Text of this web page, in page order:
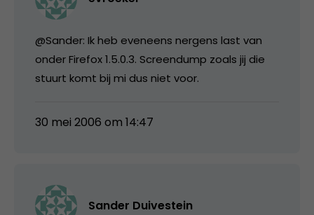
@Sander: Ik heb eveneens nergens last van
onder Firefox 1.5.0.3. Screendump zoals jij die
stuurt komt bij mi dus niet voor.
30 mei 2006 om 14:47
Sander Duivestein